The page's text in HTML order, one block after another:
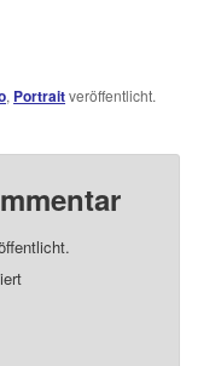
, Portraitveröffentlicht.